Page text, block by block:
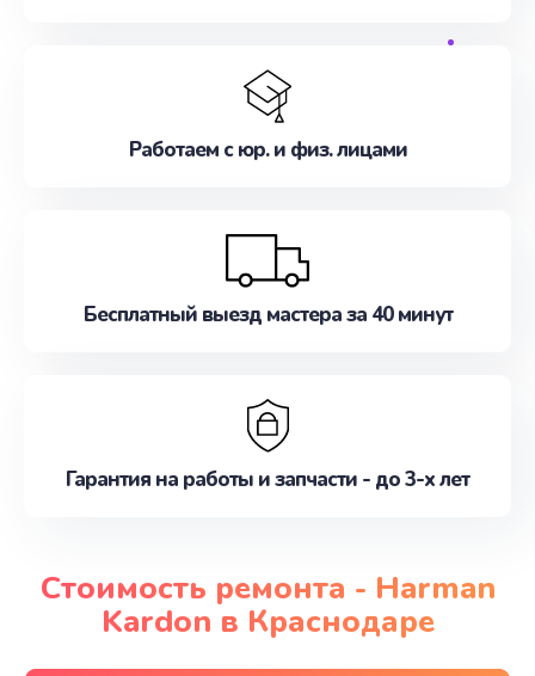
Работаем с юр. и физ. лицами
Бесплатный выезд мастера за 40 минут
Гарантия на работы и запчасти - до 3-х лет
Стоимость ремонта - Harman
Kardon в Краснодаре